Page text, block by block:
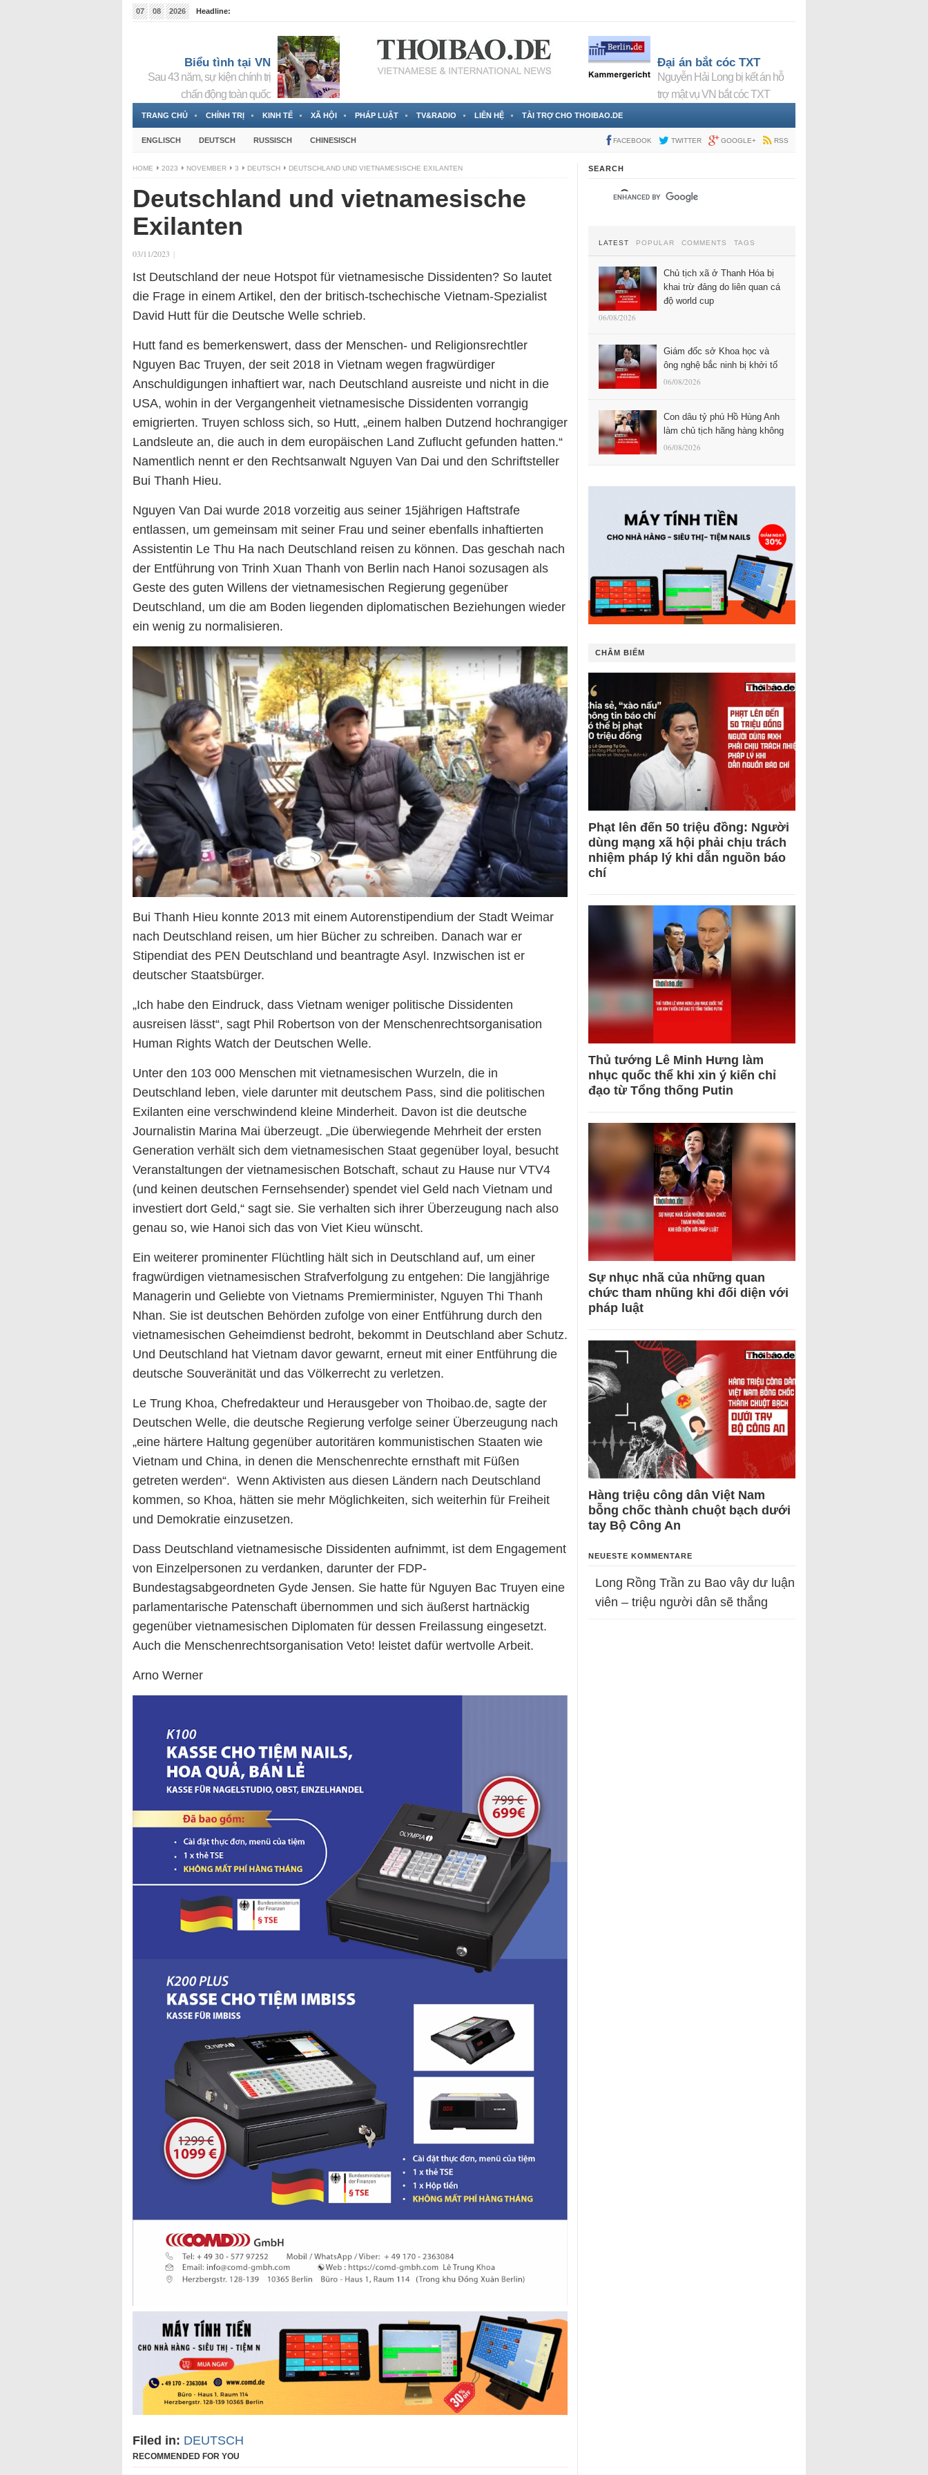
07 08 2026
Headline:
Biểu tình tại VN
Sau 43 năm, sự kiện chính trị
chấn động toàn quốc
Đại án bắt cóc TXT
Nguyễn Hải Long bị kết án hỗ
trợ mật vụ VN bắt cóc TXT
TRANG CHỦ CHÍNH TRỊ KINH TẾ XÃ HỘI PHÁP LUẬT TV&RADIO LIÊN HỆ TÀI TRỢ CHO THOIBAO.DE
ENGLISCH DEUTSCH RUSSISCH CHINESISCH FACEBOOK TWITTER GOOGLE+ RSS
HOME 2023 NOVEMBER 3 DEUTSCH DEUTSCHLAND UND VIETNAMESISCHE EXILANTEN
Deutschland und vietnamesische
Exilanten
03/11/2023 |
Ist Deutschland der neue Hotspot für vietnamesische Dissidenten? So lautet
die Frage in einem Artikel, den der britisch-tschechische Vietnam-Spezialist
David Hutt für die Deutsche Welle schrieb.
Hutt fand es bemerkenswert, dass der Menschen- und Religionsrechtler
Nguyen Bac Truyen, der seit 2018 in Vietnam wegen fragwürdiger
Anschuldigungen inhaftiert war, nach Deutschland ausreiste und nicht in die
USA, wohin in der Vergangenheit vietnamesische Dissidenten vorrangig
emigrierten. Truyen schloss sich, so Hutt, „einem halben Dutzend hochrangiger
Landsleute an, die auch in dem europäischen Land Zuflucht gefunden hatten.“
Namentlich nennt er den Rechtsanwalt Nguyen Van Dai und den Schriftsteller
Bui Thanh Hieu.
Nguyen Van Dai wurde 2018 vorzeitig aus seiner 15jährigen Haftstrafe
entlassen, um gemeinsam mit seiner Frau und seiner ebenfalls inhaftierten
Assistentin Le Thu Ha nach Deutschland reisen zu können. Das geschah nach
der Entführung von Trinh Xuan Thanh von Berlin nach Hanoi sozusagen als
Geste des guten Willens der vietnamesischen Regierung gegenüber
Deutschland, um die am Boden liegenden diplomatischen Beziehungen wieder
ein wenig zu normalisieren.
Bui Thanh Hieu konnte 2013 mit einem Autorenstipendium der Stadt Weimar
nach Deutschland reisen, um hier Bücher zu schreiben. Danach war er
Stipendiat des PEN Deutschland und beantragte Asyl. Inzwischen ist er
deutscher Staatsbürger.
„Ich habe den Eindruck, dass Vietnam weniger politische Dissidenten
ausreisen lässt“, sagt Phil Robertson von der Menschenrechtsorganisation
Human Rights Watch der Deutschen Welle.
Unter den 103 000 Menschen mit vietnamesischen Wurzeln, die in
Deutschland leben, viele darunter mit deutschem Pass, sind die politischen
Exilanten eine verschwindend kleine Minderheit. Davon ist die deutsche
Journalistin Marina Mai überzeugt. „Die überwiegende Mehrheit der ersten
Generation verhält sich dem vietnamesischen Staat gegenüber loyal, besucht
Veranstaltungen der vietnamesischen Botschaft, schaut zu Hause nur VTV4
(und keinen deutschen Fernsehsender) spendet viel Geld nach Vietnam und
investiert dort Geld,“ sagt sie. Sie verhalten sich ihrer Überzeugung nach also
genau so, wie Hanoi sich das von Viet Kieu wünscht.
Ein weiterer prominenter Flüchtling hält sich in Deutschland auf, um einer
fragwürdigen vietnamesischen Strafverfolgung zu entgehen: Die langjährige
Managerin und Geliebte von Vietnams Premierminister, Nguyen Thi Thanh
Nhan. Sie ist deutschen Behörden zufolge von einer Entführung durch den
vietnamesischen Geheimdienst bedroht, bekommt in Deutschland aber Schutz.
Und Deutschland hat Vietnam davor gewarnt, erneut mit einer Entführung die
deutsche Souveränität und das Völkerrecht zu verletzen.
Le Trung Khoa, Chefredakteur und Herausgeber von Thoibao.de, sagte der
Deutschen Welle, die deutsche Regierung verfolge seiner Überzeugung nach
„eine härtere Haltung gegenüber autoritären kommunistischen Staaten wie
Vietnam und China, in denen die Menschenrechte ernsthaft mit Füßen
getreten werden“. Wenn Aktivisten aus diesen Ländern nach Deutschland
kommen, so Khoa, hätten sie mehr Möglichkeiten, sich weiterhin für Freiheit
und Demokratie einzusetzen.
Dass Deutschland vietnamesische Dissidenten aufnimmt, ist dem Engagement
von Einzelpersonen zu verdanken, darunter der FDP-
Bundestagsabgeordneten Gyde Jensen. Sie hatte für Nguyen Bac Truyen eine
parlamentarische Patenschaft übernommen und sich äußerst hartnäckig
gegenüber vietnamesischen Diplomaten für dessen Freilassung eingesetzt.
Auch die Menschenrechtsorganisation Veto! leistet dafür wertvolle Arbeit.
Arno Werner
Filed in: DEUTSCH
RECOMMENDED FOR YOU
SEARCH
LATEST POPULAR COMMENTS TAGS
Chủ tịch xã ở Thanh Hóa bị
khai trừ đảng do liên quan cá
độ world cup
06/08/2026
Giám đốc sở Khoa học và
ông nghệ bắc ninh bị khởi tố
06/08/2026
Con dâu tỷ phú Hồ Hùng Anh
làm chủ tịch hãng hàng không
06/08/2026
CHÂM BIẾM
Phạt lên đến 50 triệu đồng: Người
dùng mạng xã hội phải chịu trách
nhiệm pháp lý khi dẫn nguồn báo
chí
Thủ tướng Lê Minh Hưng làm
nhục quốc thể khi xin ý kiến chỉ
đạo từ Tổng thống Putin
Sự nhục nhã của những quan
chức tham nhũng khi đối diện với
pháp luật
Hàng triệu công dân Việt Nam
bỗng chốc thành chuột bạch dưới
tay Bộ Công An
NEUESTE KOMMENTARE
Long Rồng Trần zu Bao vây dư luận
viên – triệu người dân sẽ thắng